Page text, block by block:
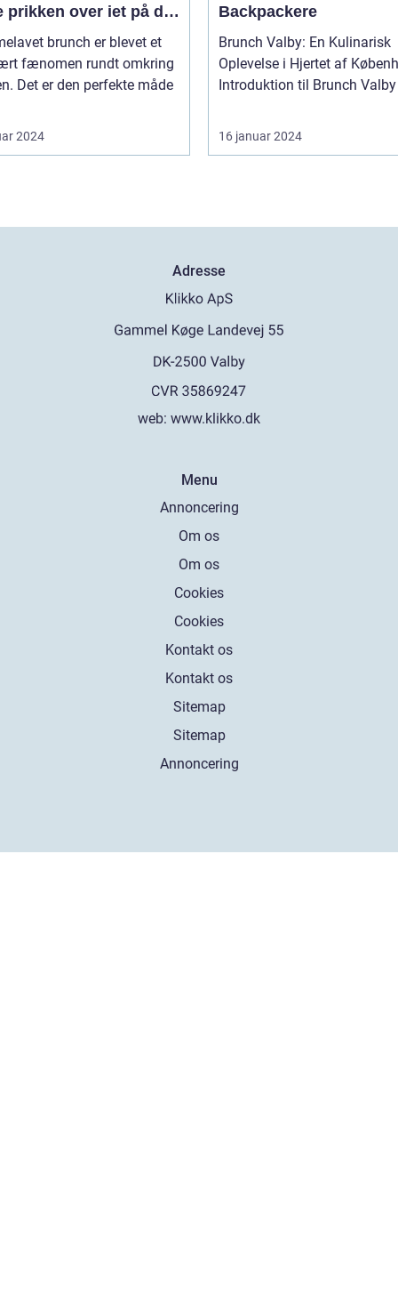
prikken over iet på din
eller frokost
brunch er blevet et
fænomen rundt omkring
Det er den perfekte måde
2024
Backpackere
Brunch Valby: En Kulinarisk
Oplevelse i Hjertet af
16 januar 2024
Adresse
web: www.klikko.dk
Menu
Annoncering
Om os
Om os
Cookies
Cookies
Kontakt os
Kontakt os
Sitemap
Sitemap
Annoncering